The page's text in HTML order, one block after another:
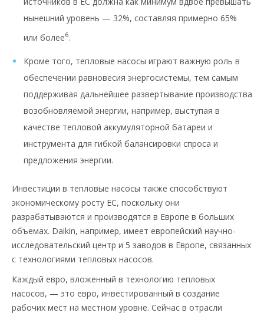
нынешний уровень — 32%, составляя примерно 65%
или более6.
Кроме того, тепловые насосы играют важную роль в
обеспечении равновесия энергосистемы, тем самым
поддерживая дальнейшее развертывание производства
возобновляемой энергии, например, выступая в
качестве тепловой аккумуляторной батареи и
инструмента для гибкой балансировки спроса и
предложения энергии.
Инвестиции в тепловые насосы также способствуют
экономическому росту ЕС, поскольку они
разрабатываются и производятся в Европе в больших
объемах. Daikin, например, имеет европейский научно-
исследовательский центр и 5 заводов в Европе, связанных
с технологиями тепловых насосов.
Каждый евро, вложенный в технологию тепловых
насосов, — это евро, инвестированный в создание
рабочих мест на местном уровне. Сейчас в отрасли